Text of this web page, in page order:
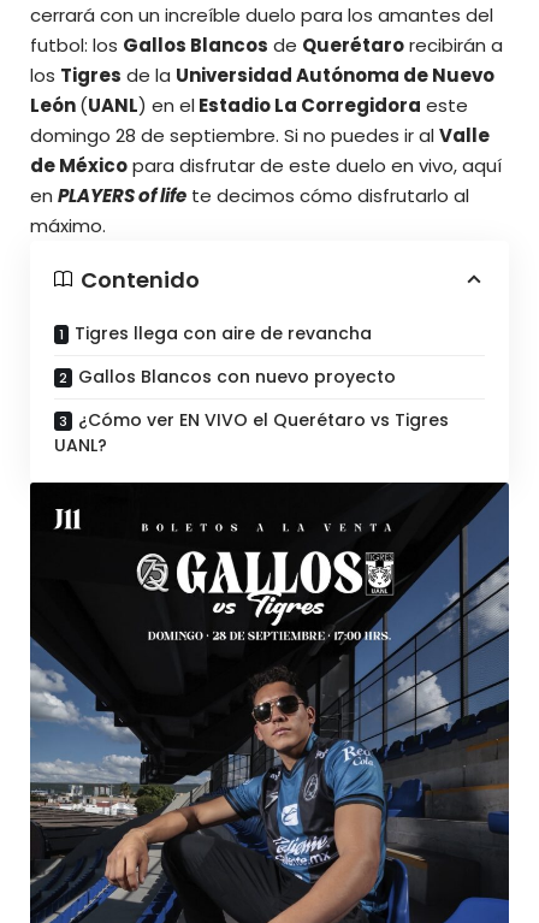
cerrará con un increíble duelo para los amantes del
futbol: los Gallos Blancos de Querétarorecibirán a
los Tigres de la Universidad Autónoma de Nuevo
León(UANL) en elEstadio La Corregidora este
domingo 28 de septiembre. Si no puedes ir alValle
de Méxicopara disfrutar de este duelo en vivo, aquí
en PLAYERS of life te decimos cómo disfrutarlo al
máximo.
Contenido
Tigres llega con aire de revancha
Gallos Blancos con nuevo proyecto
¿Cómo ver EN VIVO el Querétaro vs Tigres
UANL?